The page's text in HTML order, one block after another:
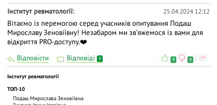
Інститут ревматології 25.04.2024 12:12
Вітаємо із перемогою серед учасників опитування Подаш
Мирославу Зеновіївну! Незабаром ми звʼяжемося із вами для
відкриття PRO-доступу.❤️
Відповісти Відповіді 0 0 0
Інститут ревматології
ТОП-10
Подаш Мирослава Зеновіївна